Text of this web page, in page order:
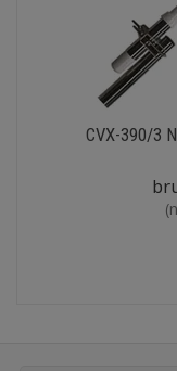
CVX-390/3